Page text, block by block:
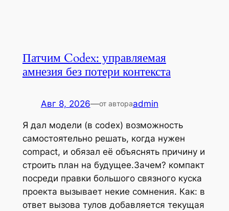
Патчим Codex: управляемая
амнезия без потери контекста
Авг 8, 2026—от автораadmin
Я дал модели (в codex) возможность
самостоятельно решать, когда нужен
compact, и обязал её объяснять причину и
строить план на будущее.Зачем? компакт
посреди правки большого связного куска
проекта вызывает некие сомнения. Как: в
ответ вызова тулов добавляется текущая